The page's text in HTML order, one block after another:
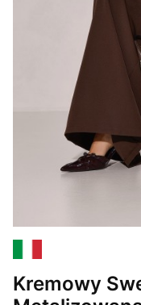
Kremowy